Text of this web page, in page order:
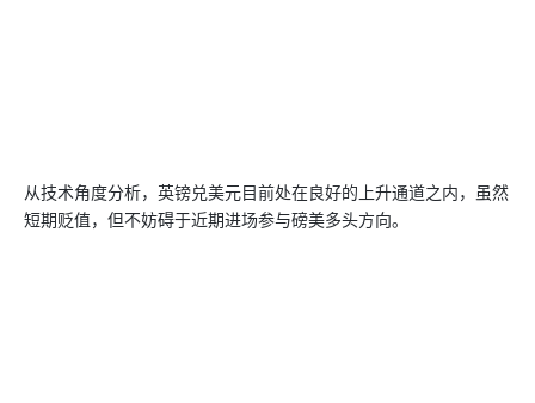
从技术角度分析，英镑兑美元目前处在良好的上升通道之内，虽然
短期贬值，但不妨碍于近期进场参与磅美多头方向。